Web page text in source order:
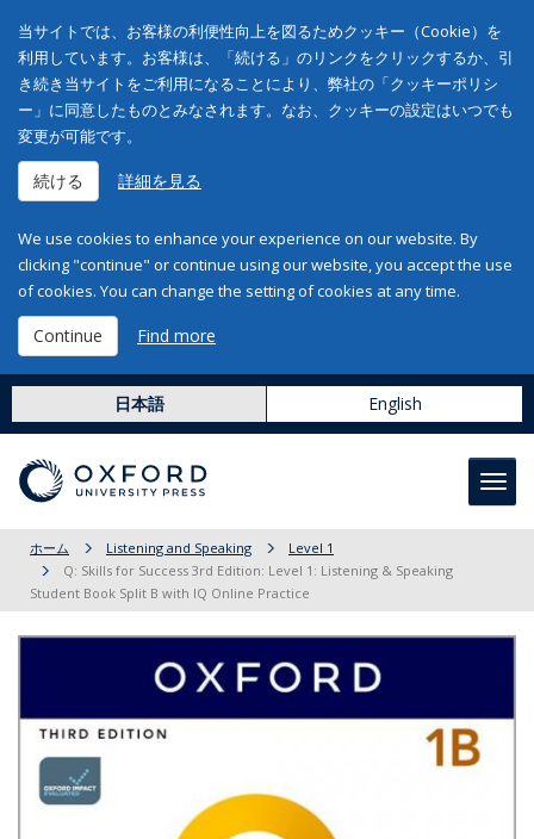
当サイトでは、お客様の利便性向上を図るためクッキー（Cookie）を
利用しています。お客様は、「続ける」のリンクをクリックするか、引
き続き当サイトをご利用になることにより、弊社の「クッキーポリシ
ー」に同意したものとみなされます。なお、クッキーの設定はいつでも
変更が可能です。
続ける 詳細を見る
We use cookies to enhance your experience on our website. By
clicking "continue" or continue using our website, you accept the use
of cookies. You can change the setting of cookies at any time.
Continue Find more
日本語 English
ホーム Listening and Speaking
Level 1
Q: Skills for Success 3rd Edition: Level 1: Listening & Speaking
Student Book Split B with IQ Online Practice